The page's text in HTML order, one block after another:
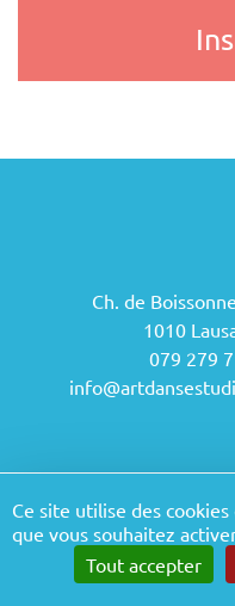
Ch. de
1010
079 279
Ce site utilise des
que vous souhaitez
Tout accepter